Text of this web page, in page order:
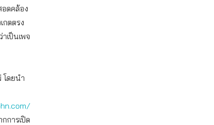
ดคล้อง
กตตรง
เป็นเพจ
โดยนำ
การเปิด